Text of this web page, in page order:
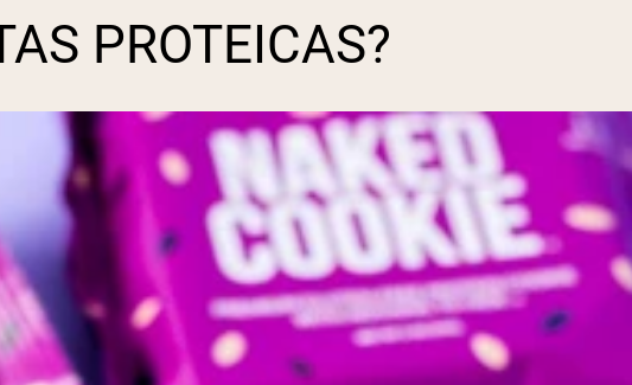
PROTEICAS?
Country: Language: